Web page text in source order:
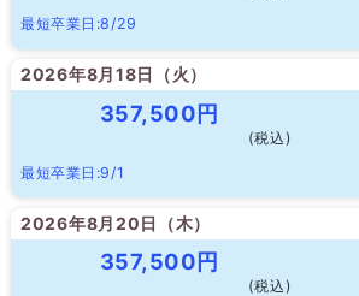
最短卒業日:8/29
2026年8月18日（火）
357,500円
(税込)
最短卒業日:9/1
2026年8月20日（木）
357,500円
(税込)